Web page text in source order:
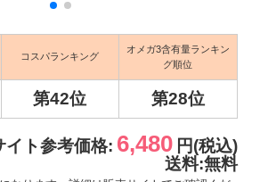
コスパランキング
オメガ3含有量ランキン
グ順位
第42位 第28位
イト参考価格: 6,480 円(税込)
送料:無料